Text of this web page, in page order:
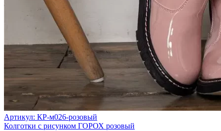
Артикул: КР-м026-розовый
Колготки с рисунком ГОРОХ розовый